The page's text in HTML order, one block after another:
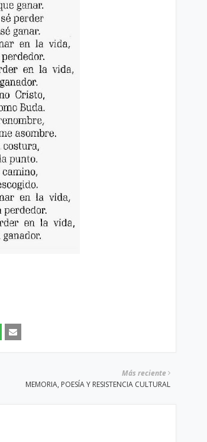
Más reciente
MEMORIA, POESÍA Y RESISTENCIA CULTURAL